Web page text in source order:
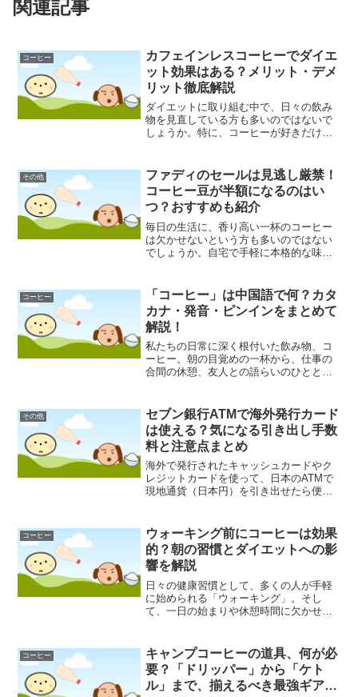
関連記事
コーヒー
カフェインレスコーヒーでダイエ
ット効果はある？メリット・デメ
リット徹底解説
ダイエットに取り組む中で、日々の飲み
物を見直している方も多いのではないで
しょうか。特に、コーヒーが好きだけれ
ー」は魅力的な選択肢に映るかもしれま
せん。「でも、カフェイン...
その他
ファディのセールは見逃し厳禁！
コーヒー豆が半額になるのはい
つ？おすすめも紹介
毎日の生活に、香り高い一杯のコーヒー
は欠かせないという方も多いのではない
でしょうか。自宅で手軽に本格的な味わ
頭を悩ませるかもしれません。そんなコ
ーヒー愛好家の強い味方と...
コーヒー
「コーヒー」は中国語で何？カタ
カナ・発音・ピンインをまとめて
解説！
私たちの日常に深く根付いた飲み物、コ
ーヒー。朝の目覚めの一杯から、仕事の
合間の休憩、友人との語らいのひととき
ーヒーですが、国や文化が異なれば、そ
の呼び名や楽しみ方もまた...
その他
セブン銀行ATMで海外発行カード
は使える？気になる引き出し手数
料と注意点まとめ
海外で発行されたキャッシュカードやク
レジットカードを使って、日本のATMで
現地通貨（日本円）を引き出せたら便利
ってアクセスしやすい選択肢の一つでは
ないでしょうか。しか...
コーヒー
ウォーキング前にコーヒーは効果
的？朝の習慣とダイエットへの影
響を解説
日々の健康習慣として、多くの人が手軽
に始められる「ウォーキング」。そし
て、一日の始まりや休憩時間に欠かせな
トや健康増進に対して、単独で行う以上
の相乗効果が期待できるかも...
コーヒー
キャンプコーヒーの道具、何が必
要？「ドリッパー」から「ケト
ル」まで、揃えるべき最強ギア一